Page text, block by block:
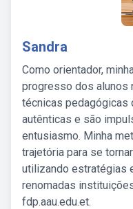
Sandra
Como orientador,
progresso dos alunos
técnicas pedagógicas
autênticas e são
entusiasmo. Minha
trajetória para se
utilizando estratégias
renomadas
fdp.aau.edu.et.